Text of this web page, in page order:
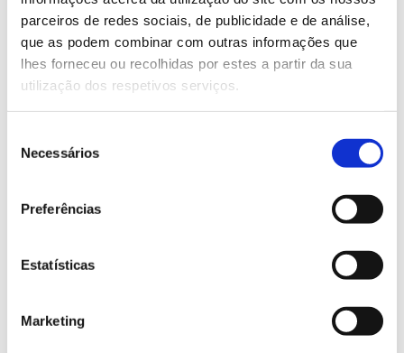
parceiros de redes sociais, de publicidade e de análise,
que as podem combinar com outras informações que
lhes forneceu ou recolhidas por estes a partir da sua
utilização dos respetivos serviços.
Necessários
Preferências
Estatísticas
Marketing
13.07.2026
Genoma do priolo e de outras espécies em risco:
conhecer para conservar
02.07.2026
Registar galhas de Trichi em acácia-das-espigas:
cidadãos chamados a ajudar